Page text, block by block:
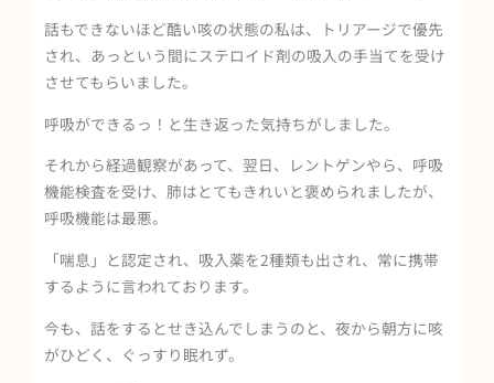
話もできないほど酷い咳の状態の私は、トリアージで優先
され、あっという間にステロイド剤の吸入の手当てを受け
させてもらいました。
呼吸ができるっ！と生き返った気持ちがしました。
それから経過観察があって、翌日、レントゲンやら、呼吸
機能検査を受け、肺はとてもきれいと褒められましたが、
呼吸機能は最悪。
「喘息」と認定され、吸入薬を2種類も出され、常に携帯
するように言われております。
今も、話をするとせき込んでしまうのと、夜から朝方に咳
がひどく、ぐっすり眠れず。